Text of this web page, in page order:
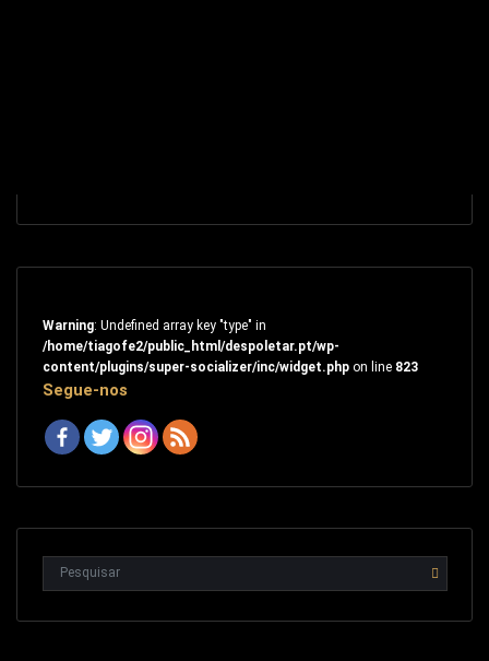
Warning: Undefined array key "type" in
/home/tiagofe2/public_html/despoletar.pt/wp-
content/plugins/super-socializer/inc/widget.phpon line 823
Segue-nos